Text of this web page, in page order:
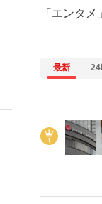
『北の国から』倉本
のすべて
「エンタ
最新 24